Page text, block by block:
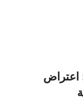
اعتراض